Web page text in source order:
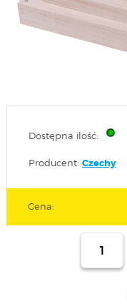
Dostępna ilość:
Producent: Czechy
Cena: